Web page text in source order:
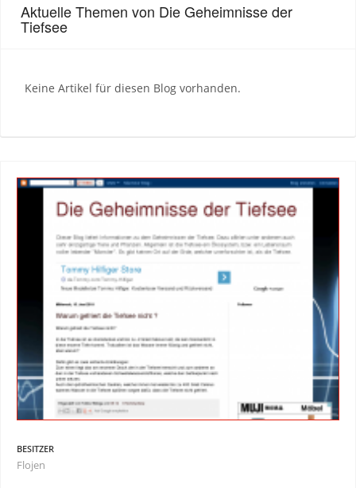
Aktuelle Themen von Die Geheimnisse der
Tiefsee
Keine Artikel für diesen Blog vorhanden.
BESITZER
Flojen